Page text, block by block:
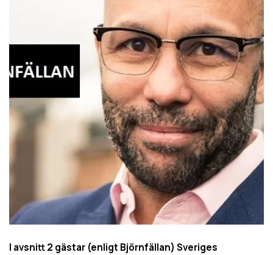
I avsnitt 2 gästar (enligt Björnfällan) Sveriges